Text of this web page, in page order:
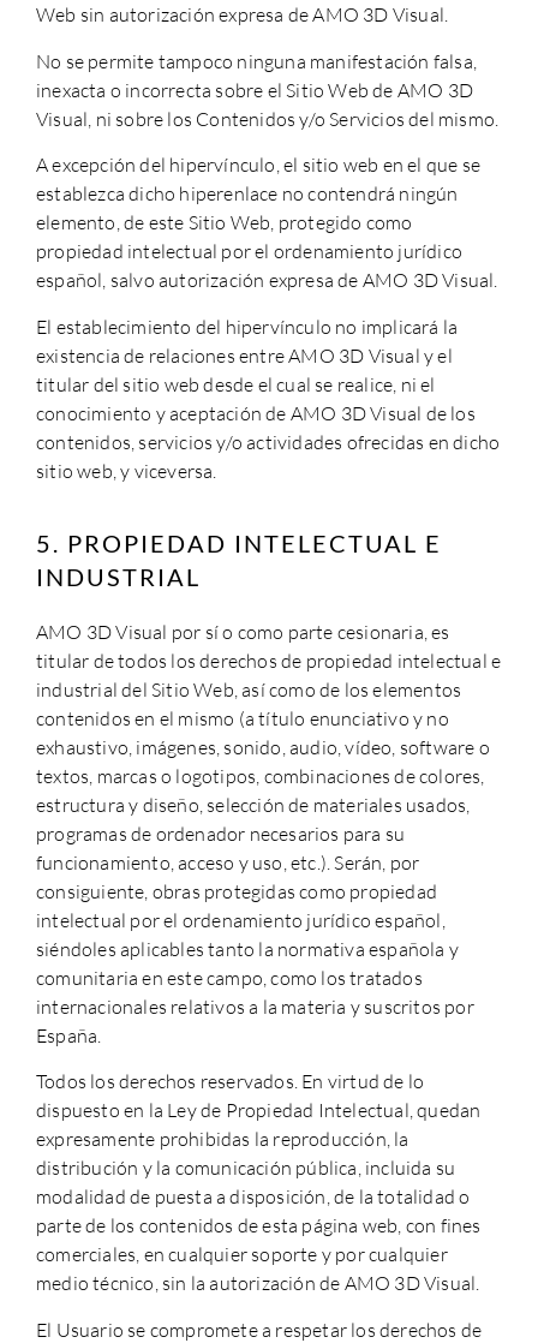
Web sin autorización expresa deAMO 3D Visual.
No se permite tampoco ninguna manifestación falsa,
inexacta o incorrecta sobre el Sitio Web de AMO 3D
Visual , ni sobre los Contenidos y/o Servicios del mismo.
A excepción del hipervínculo, el sitio web en el que se
establezca dicho hiperenlace no contendrá ningún
elemento, de este Sitio Web, protegido como
propiedad intelectual por el ordenamiento jurídico
español, salvo autorización expresa de AMO 3D Visual.
El establecimiento del hipervínculo no implicará la
existencia de relaciones entreAMO 3D Visual y el
titular del sitio web desde el cual se realice, ni el
conocimiento y aceptación de AMO 3D Visual de los
contenidos, servicios y/o actividades ofrecidas en dicho
sitio web, y viceversa.
5. PROPIEDAD INTELECTUAL E
INDUSTRIAL
AMO 3D Visual por sí o como parte cesionaria, es
titular de todos los derechos de propiedad intelectual e
industrial del Sitio Web, así como de los elementos
contenidos en el mismo (a título enunciativo y no
exhaustivo, imágenes, sonido, audio, vídeo, software o
textos, marcas o logotipos, combinaciones de colores,
estructura y diseño, selección de materiales usados,
programas de ordenador necesarios para su
funcionamiento, acceso y uso, etc.). Serán, por
consiguiente, obras protegidas como propiedad
intelectual por el ordenamiento jurídico español,
siéndoles aplicables tanto la normativa española y
comunitaria en este campo, como los tratados
internacionales relativos a la materia y suscritos por
España.
Todos los derechos reservados. En virtud de lo
dispuesto en la Ley de Propiedad Intelectual, quedan
expresamente prohibidas la reproducción, la
distribución y la comunicación pública, incluida su
modalidad de puesta a disposición, de la totalidad o
parte de los contenidos de esta página web, con fines
comerciales, en cualquier soporte y por cualquier
medio técnico, sin la autorización de AMO 3D Visual.
El Usuario se compromete a respetar los derechos de